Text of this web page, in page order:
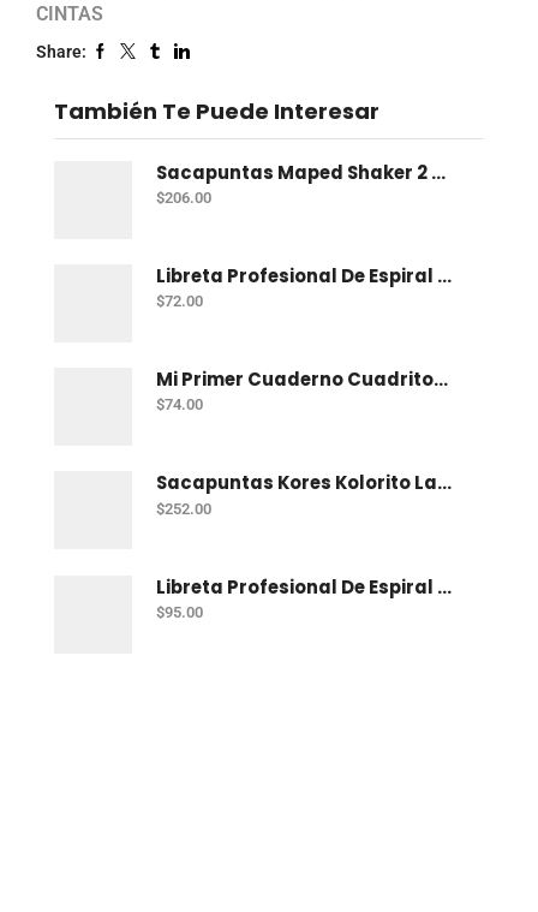
CINTAS
Share:
También Te Puede Interesar
Sacapuntas Maped Shaker 2 Orificios - Bote Con 12
$206.00
Libreta Profesional De Espiral Norma Color 100 H C-7
$72.00
Mi Primer Cuaderno Cuadritos "A" (10Mm) 50 Hojas Norma
$74.00
Sacapuntas Kores Kolorito Lapiz 1 Orif C/20
$252.00
Libreta Profesional De Espiral Printaform Arcoiris Pastel 100 H Ry
$95.00